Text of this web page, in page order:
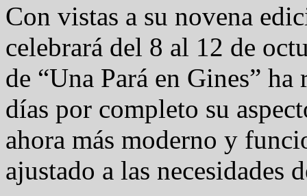
Con vistas a su novena
celebrará del 8 al 12 de
de “Una Pará en Gines” ha
días por completo su
ahora más moderno y
ajustado a las necesidades